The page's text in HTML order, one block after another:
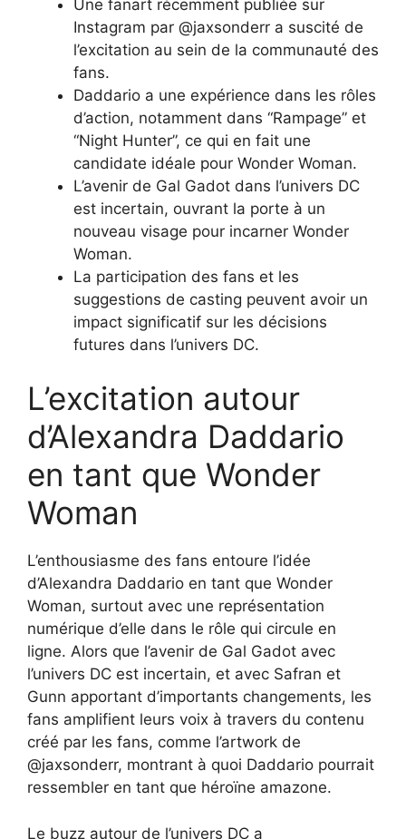
Une fanart récemment publiée sur
Instagram par @jaxsonderr a suscité de
l’excitation au sein de la communauté des
fans.
Daddario a une expérience dans les rôles
d’action, notamment dans “Rampage” et
“Night Hunter”, ce qui en fait une
candidate idéale pour Wonder Woman.
L’avenir de Gal Gadot dans l’univers DC
est incertain, ouvrant la porte à un
nouveau visage pour incarner Wonder
Woman.
La participation des fans et les
suggestions de casting peuvent avoir un
impact significatif sur les décisions
futures dans l’univers DC.
L’excitation autour
d’Alexandra Daddario
en tant que Wonder
Woman
L’enthousiasme des fans entoure l’idée
d’Alexandra Daddario en tant que Wonder
Woman, surtout avec une représentation
numérique d’elle dans le rôle qui circule en
ligne. Alors que l’avenir de Gal Gadot avec
l’univers DC est incertain, et avec Safran et
Gunn apportant d’importants changements, les
fans amplifient leurs voix à travers du contenu
créé par les fans, comme l’artwork de
@jaxsonderr, montrant à quoi Daddario pourrait
ressembler en tant que héroïne amazone.
Le buzz autour de l’univers DC a